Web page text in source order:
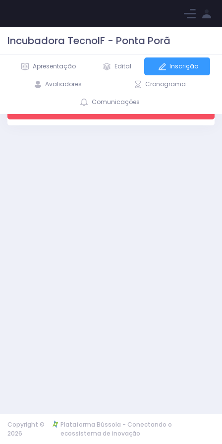
Incubadora TecnoIF - Ponta Porã
Apresentação Edital Inscrição
Avaliadores Cronograma
Comunicações
Copyright ©
2026
Plataforma Bússola - Conectando o
ecossistema de inovação